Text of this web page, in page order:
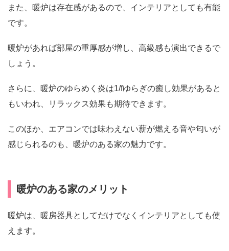
また、暖炉は存在感があるので、インテリアとしても有能
です。
暖炉があれば部屋の重厚感が増し、高級感も演出できるで
しょう。
さらに、暖炉のゆらめく炎は1/fゆらぎの癒し効果があると
もいわれ、リラックス効果も期待できます。
このほか、エアコンでは味わえない薪が燃える音や匂いが
感じられるのも、暖炉のある家の魅力です。
暖炉のある家のメリット
暖炉は、暖房器具としてだけでなくインテリアとしても使
えます。